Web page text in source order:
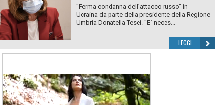
"Ferma condanna dell`attacco russo" in
Ucraina da parte della presidente della Regione
Umbria Donatella Tesei. "E` neces...
LEGGI